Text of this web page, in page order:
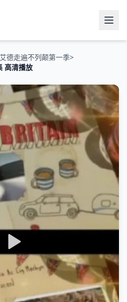
艾德走遍不列颠第一季>
高清播放